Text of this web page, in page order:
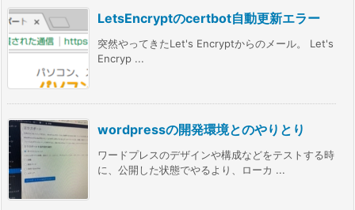
LetsEncryptのcertbot自動更新エラー
突然やってきたLet's Encryptからのメール。 Let's
Encryp ...
wordpressの開発環境とのやりとり
ワードプレスのデザインや構成などをテストする時
に、公開した状態でやるより、ローカ ...